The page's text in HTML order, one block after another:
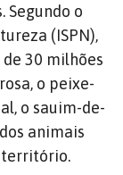
Segundo o
(ISPN),
30 milhões
o peixe-
o sauim-de-
animais
território.